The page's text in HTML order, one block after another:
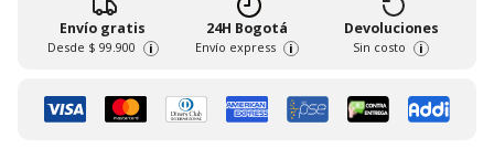
Envío gratis
Desde $ 99.900 i
24H Bogotá
Envío express i
Devoluciones
Sin costo i